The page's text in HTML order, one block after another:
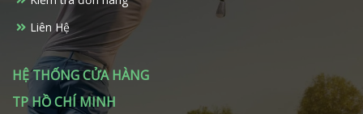
phẩm
Liên Hệ
HỆ THỐNG CỬA HÀNG
TP HỒ CHÍ MINH